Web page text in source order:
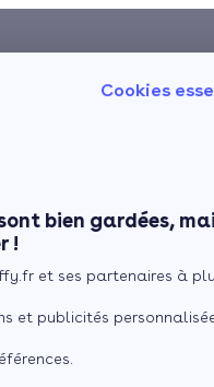
Cookies
bien gardées,
!
et ses partenaires à
et publicités
zéro
Nos conseils
Sol
Fenêtres
bois :
de toit